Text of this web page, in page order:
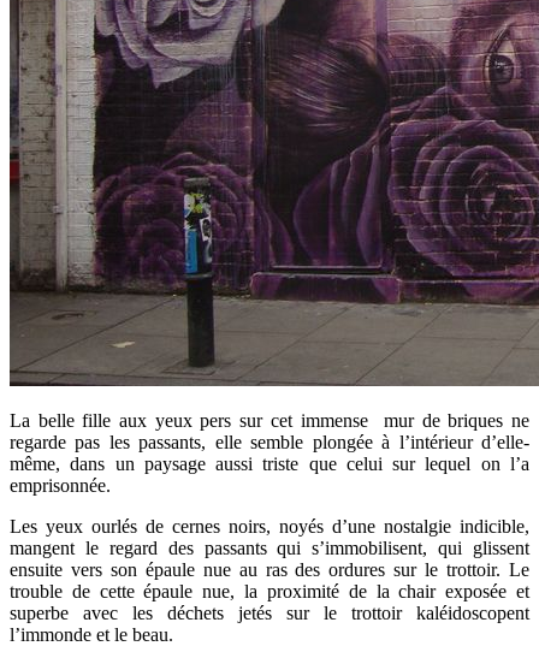
La belle fille aux yeux pers sur cet immense mur de briques ne
regarde pas les passants, elle semble plongée à l’intérieur d’elle-
même, dans un paysage aussi triste que celui sur lequel on l’a
emprisonnée.
Les yeux ourlés de cernes noirs, noyés d’une nostalgie indicible,
mangent le regard des passants qui s’immobilisent, qui glissent
ensuite vers son épaule nue au ras des ordures sur le trottoir. Le
trouble de cette épaule nue, la proximité de la chair exposée et
superbe avec les déchets jetés sur le trottoir kaléidoscopent
l’immonde et le beau.